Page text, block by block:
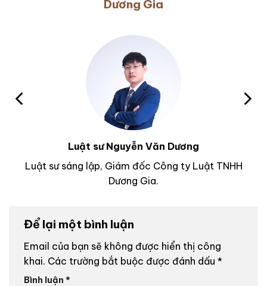
Dương Gia
Luật sư Nguyễn Văn Dương
Luật sư sáng lập, Giám đốc Công ty Luật TNHH
Dương Gia.
Để lại một bình luận
Email của bạn sẽ không được hiển thị công
khai. Các trường bắt buộc được đánh dấu *
Bình luận *